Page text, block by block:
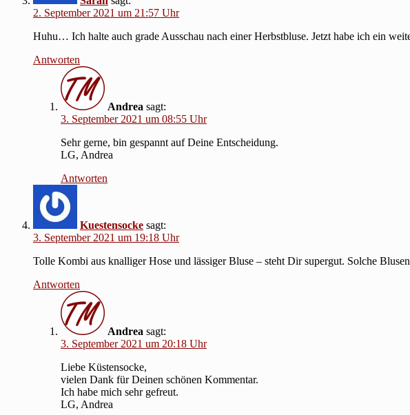
2. September 2021 um 21:57 Uhr
Huhu… Ich halte auch grade Ausschau nach einer Herbstbluse. Jetzt habe ich ein
Antworten
Andrea sagt:
3. September 2021 um 08:55 Uhr
Sehr gerne, bin gespannt auf Deine Entscheidung.
LG, Andrea
Antworten
Kuestensocke sagt:
3. September 2021 um 19:18 Uhr
Tolle Kombi aus knalliger Hose und lässiger Bluse – steht Dir supergut. Solche
Antworten
Andrea sagt:
3. September 2021 um 20:18 Uhr
Liebe Küstensocke,
vielen Dank für Deinen schönen Kommentar.
Ich habe mich sehr gefreut.
LG, Andrea